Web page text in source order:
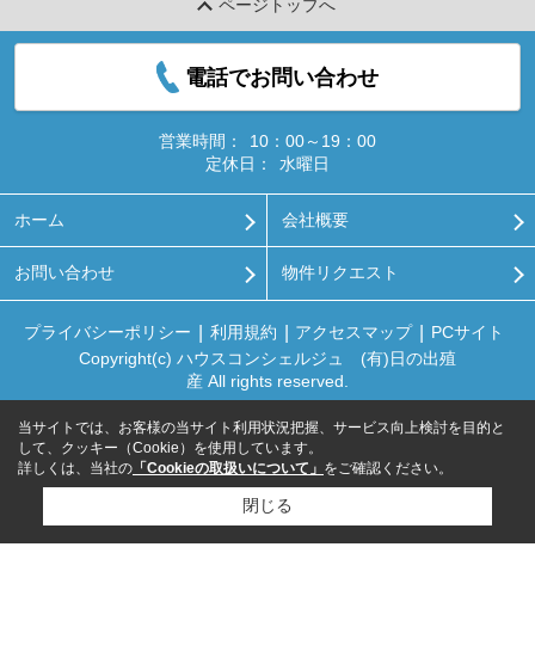
ページトップへ
電話でお問い合わせ
営業時間：
10：00～19：00
定休日：
水曜日
ホーム 会社概要
お問い合わせ 物件リクエスト
プライバシーポリシー 利用規約 アクセスマップ
PCサイト
Copyright(c) ハウスコンシェルジュ (有)日の出殖
産 All rights reserved.
当サイトでは、お客様の当サイト利用状況把握、サービス向上検討を目的と
して、クッキー（Cookie）を使用しています。
詳しくは、当社の 「Cookieの取扱いについて」 をご確認ください。
閉じる